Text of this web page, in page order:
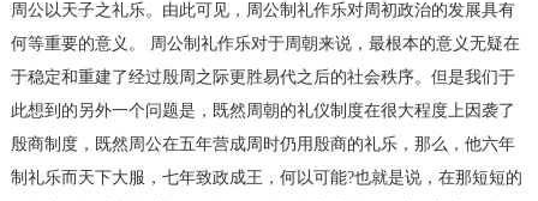
周公以天子之礼乐。由此可见，周公制礼作乐对周初政治的发展具有
何等重要的意义。 周公制礼作乐对于周朝来说，最根本的意义无疑在
于稳定和重建了经过殷周之际更胜易代之后的社会秩序。但是我们于
此想到的另外一个问题是，既然周朝的礼仪制度在很大程度上因袭了
殷商制度，既然周公在五年营成周时仍用殷商的礼乐，那么，他六年
制礼乐而天下大服，七年致政成王，何以可能?也就是说，在那短短的